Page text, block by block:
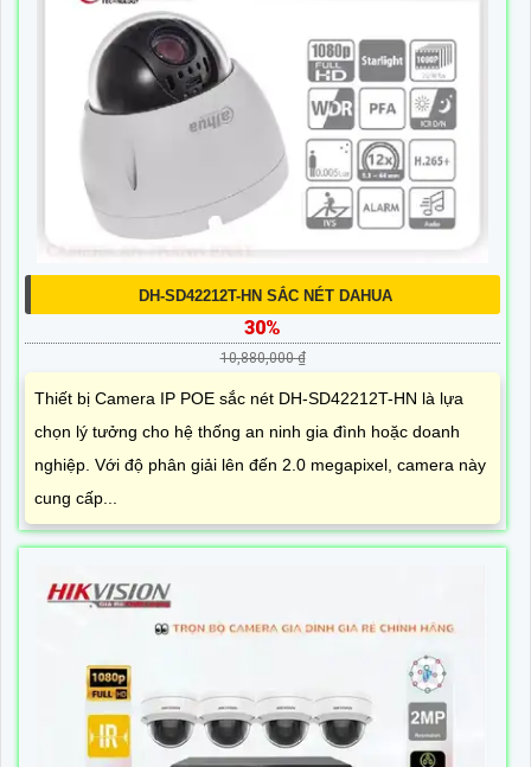
DH-SD42212T-HN SẮC NÉT DAHUA
30%
10,880,000 ₫
Thiết bị Camera IP POE sắc nét DH-SD42212T-HN là lựa
chọn lý tưởng cho hệ thống an ninh gia đình hoặc doanh
nghiệp. Với độ phân giải lên đến 2.0 megapixel, camera này
cung cấp...